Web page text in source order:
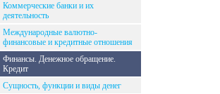
Коммерческие банки и их
деятельность
Международные валютно-
финансовые и кредитные отношения
Финансы. Денежное обращение.
Кредит
Сущность, функции и виды денег